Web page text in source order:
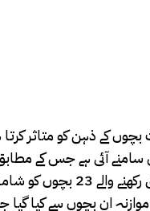
کے ذہن کو متاثر
سامنے آئی ہے جس کے
ان بچوں سے کیا گیا